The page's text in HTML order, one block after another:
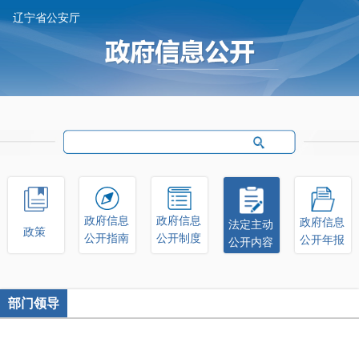
辽宁省公安厅
政策
政府信息
公开指南
政府信息
公开制度
法定主动
公开内容
政府信息
公开年报
部门领导